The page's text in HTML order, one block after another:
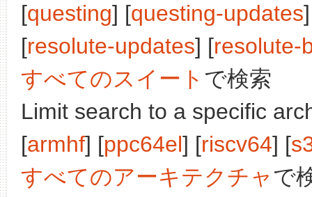
[questing] [questing-updates
[resolute-updates] [resolute-
すべてのスイート で検索
Limit search to a specific
[armhf] [ppc64el] [riscv64] [
すべてのアーキテクチャで